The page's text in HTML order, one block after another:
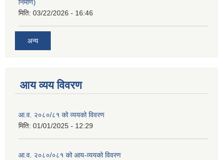
निर्माण)
मिति: 03/22/2026 - 16:46
अन्य
आय व्यय विवरण
आ.व. २०८०/८१ को व्ययको विवरण
मिति: 01/01/2025 - 12:29
आ.व. २०८०/०८१ को आय-व्ययको विवरण